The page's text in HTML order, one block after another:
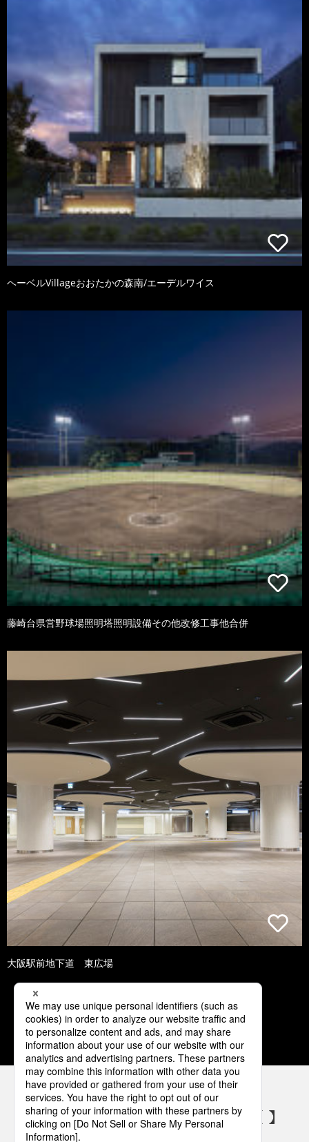
ヘーベルVillageおおたかの森南/エーデルワイス
藤崎台県営野球場照明塔照明設備その他改修工事他合併
大阪駅前地下道 東広場
1 2 3 4 5
パナソニックの電気設備 SNSアカウント